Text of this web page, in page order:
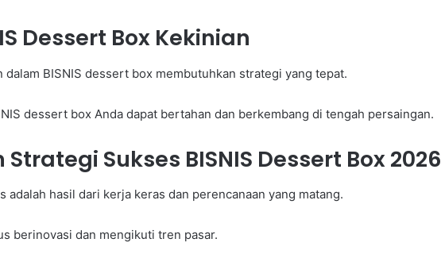
Dessert Box Kekinian
dalam BISNIS dessert box membutuhkan strategi yang tepat.
dessert box Anda dapat bertahan dan berkembang di tengah persaingan.
Sukses BISNIS Dessert Box 2026
adalah hasil dari kerja keras dan perencanaan yang matang.
berinovasi dan mengikuti tren pasar.